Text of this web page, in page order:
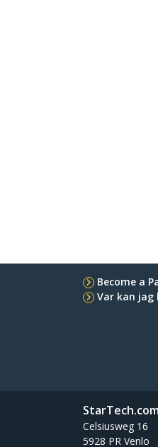
Become a
Var kan jag
Celsiusweg 16
5928 PR Venlo